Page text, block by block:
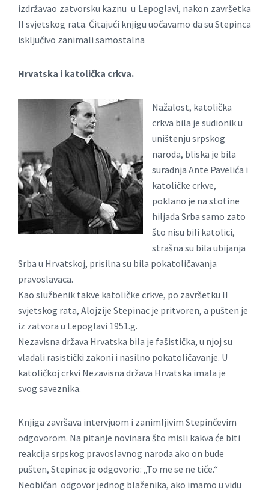
izdržavao zatvorsku kaznu u Lepoglavi, nakon završetka
II svjetskog rata. Čitajući knjigu uočavamo da su Stepinca
isključivo zanimali samostalna
Hrvatska i katolička crkva.
Nažalost, katolička
crkva bila je sudionik u
uništenju srpskog
naroda, bliska je bila
suradnja Ante Pavelića i
katoličke crkve,
poklano je na stotine
hiljada Srba samo zato
što nisu bili katolici,
strašna su bila ubijanja
Srba u Hrvatskoj, prisilna su bila pokatoličavanja
pravoslavaca.
Kao službenik takve katoličke crkve, po završetku II
svjetskog rata, Alojzije Stepinac je pritvoren, a pušten je
iz zatvora u Lepoglavi 1951.g.
Nezavisna država Hrvatska bila je fašistička, u njoj su
vladali rasistički zakoni i nasilno pokatoličavanje. U
katoličkoj crkvi Nezavisna država Hrvatska imala je
svog saveznika.
Knjiga završava intervjuom i zanimljivim Stepinčevim
odgovorom. Na pitanje novinara što misli kakva će biti
reakcija srpskog pravoslavnog naroda ako on bude
pušten, Stepinac je odgovorio: „To me se ne tiče.“
Neobičan odgovor jednog blaženika, ako imamo u vidu